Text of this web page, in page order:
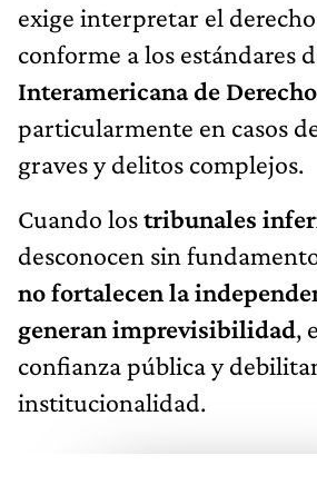
exige interpretar el
conforme a los estándares
Interamericana de
particularmente en casos
graves y delitos complejos.
Cuando lostribunales
desconocen sin
no fortalecen la
generan imprevisibilidad,
confianza pública y
institucionalidad.